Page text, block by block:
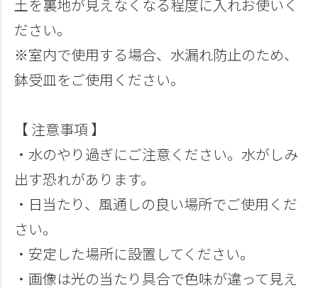
土を裏地が見えなくなる程度に入れお使いく
ださい。
※室内で使用する場合、水漏れ防止のため、
鉢受皿をご使用ください。
【 注意事項 】
・水のやり過ぎにご注意ください。水がしみ
出す恐れがあります。
・日当たり、風通しの良い場所でご使用くだ
さい。
・安定した場所に設置してください。
・画像は光の当たり具合で色味が違って見え